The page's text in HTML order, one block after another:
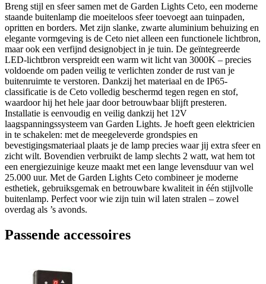
Breng stijl en sfeer samen met de Garden Lights Ceto, een moderne
staande buitenlamp die moeiteloos sfeer toevoegt aan tuinpaden,
opritten en borders. Met zijn slanke, zwarte aluminium behuizing en
elegante vormgeving is de Ceto niet alleen een functionele lichtbron,
maar ook een verfijnd designobject in je tuin. De geïntegreerde
LED-lichtbron verspreidt een warm wit licht van 3000K – precies
voldoende om paden veilig te verlichten zonder de rust van je
buitenruimte te verstoren. Dankzij het materiaal en de IP65-
classificatie is de Ceto volledig beschermd tegen regen en stof,
waardoor hij het hele jaar door betrouwbaar blijft presteren.
Installatie is eenvoudig en veilig dankzij het 12V
laagspanningssysteem van Garden Lights. Je hoeft geen elektricien
in te schakelen: met de meegeleverde grondspies en
bevestigingsmateriaal plaats je de lamp precies waar jij extra sfeer en
zicht wilt. Bovendien verbruikt de lamp slechts 2 watt, wat hem tot
een energiezuinige keuze maakt met een lange levensduur van wel
25.000 uur. Met de Garden Lights Ceto combineer je moderne
esthetiek, gebruiksgemak en betrouwbare kwaliteit in één stijlvolle
buitenlamp. Perfect voor wie zijn tuin wil laten stralen – zowel
overdag als ’s avonds.
Passende accessoires